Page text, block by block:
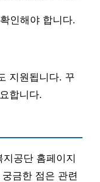
인해야 합니다.
지원됩니다. 꾸
합니다.
공단 홈페이지
금한 점은 관련